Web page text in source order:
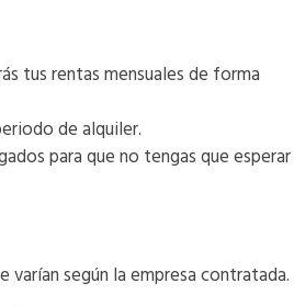
tus rentas mensuales de forma
de alquiler.
para que no tengas que esperar
según la empresa contratada.